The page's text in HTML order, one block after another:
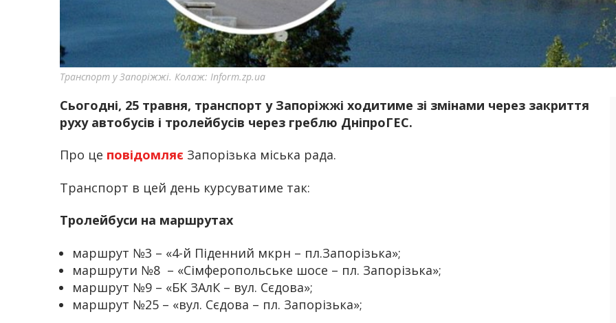
Транспорт у Запоріжжі. Колаж: Inform.zp.ua
Сьогодні, 25 травня, транспорт у Запоріжжі ходитиме зі змінами через закриття
руху автобусів і тролейбусів через греблю ДніпроГЕС.
Про це повідомляє Запорізька міська рада.
Транспорт в цей день курсуватиме так:
Тролейбуси на маршрутах
маршрут №3 – «4-й Піденний мкрн – пл.Запорізька»;
маршрути №8 – «Сімферопольське шосе – пл. Запорізька»;
маршрут №9 – «БК ЗАлК – вул. Сєдова»;
маршрут №25 – «вул. Сєдова – пл. Запорізька»;